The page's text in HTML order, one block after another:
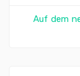
Auf dem